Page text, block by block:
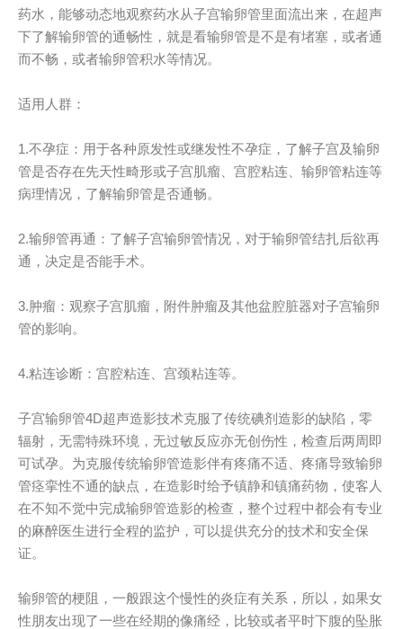
药水，能够动态地观察药水从子宫输卵管里面流出来，在超声
下了解输卵管的通畅性，就是看输卵管是不是有堵塞，或者通
而不畅，或者输卵管积水等情况。
适用人群：
1.不孕症：用于各种原发性或继发性不孕症，了解子宫及输卵
管是否存在先天性畸形或子宫肌瘤、宫腔粘连、输卵管粘连等
病理情况，了解输卵管是否通畅。
2.输卵管再通：了解子宫输卵管情况，对于输卵管结扎后欲再
通，决定是否能手术。
3.肿瘤：观察子宫肌瘤，附件肿瘤及其他盆腔脏器对子宫输卵
管的影响。
4.粘连诊断：宫腔粘连、宫颈粘连等。
子宫输卵管4D超声造影技术克服了传统碘剂造影的缺陷，零
辐射，无需特殊环境，无过敏反应亦无创伤性，检查后两周即
可试孕。为克服传统输卵管造影伴有疼痛不适、疼痛导致输卵
管痉挛性不通的缺点，在造影时给予镇静和镇痛药物，使客人
在不知不觉中完成输卵管造影的检查，整个过程中都会有专业
的麻醉医生进行全程的监护，可以提供充分的技术和安全保
证。
输卵管的梗阻，一般跟这个慢性的炎症有关系，所以，如果女
性朋友出现了一些在经期的像痛经，比较或者平时下腹的坠胀